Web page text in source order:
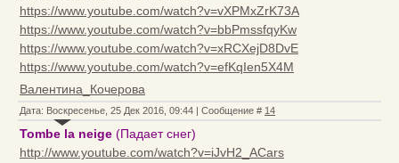
https://www.youtube.com/watch?v=vXPMxZrK73A
https://www.youtube.com/watch?v=bbPmssfqyKw
https://www.youtube.com/watch?v=xRCXejD8DvE
https://www.youtube.com/watch?v=efKqIen5X4M
Валентина_Кочерова
Дата: Воскресенье, 25 Дек 2016, 09:44 | Сообщение # 14
Tombe la neige (Падает снег)
http://www.youtube.com/watch?v=iJvH2_ACars